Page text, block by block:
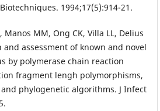
1994;17(5):914-21.
Manos MM, Ong CK, Villa LL, Delius
assessment of known and novel
by polymerase chain reaction
fragment lengh polymorphisms,
phylogenetic algorithms. J Infect